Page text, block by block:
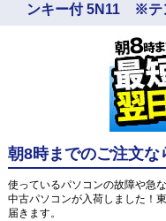
ンキー付 5N11 ※テ
朝8時までのご注文
使っているパソコンの故障や急
中古パソコンが入荷しました！
届きます。